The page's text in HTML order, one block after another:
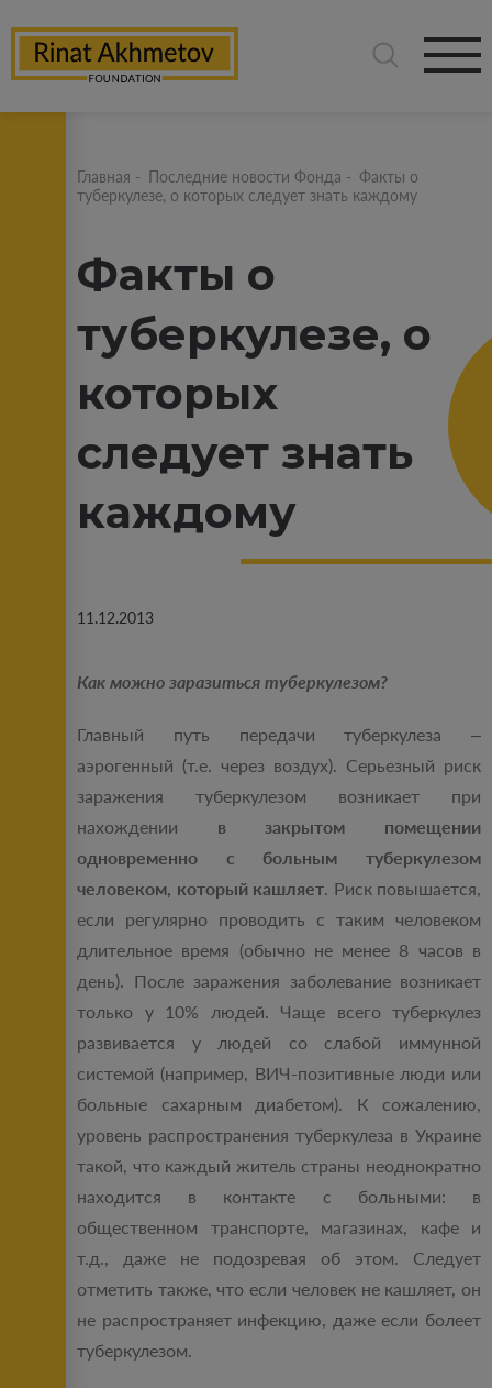
Главная - Последние новости Фонда - Факты о
туберкулезе, о которых следует знать каждому
Факты о
туберкулезе, о
которых
следует знать
каждому
11.12.2013
Как можно заразиться туберкулезом?
Главный путь передачи туберкулеза –
аэрогенный (т.е. через воздух). Серьезный риск
заражения туберкулезом возникает при
нахождении в закрытом помещении
одновременно с больным туберкулезом
человеком, который кашляет. Риск повышается,
если регулярно проводить с таким человеком
длительное время (обычно не менее 8 часов в
день). После заражения заболевание возникает
только у 10% людей. Чаще всего туберкулез
развивается у людей со слабой иммунной
системой (например, ВИЧ-позитивные люди или
больные сахарным диабетом). К сожалению,
уровень распространения туберкулеза в Украине
такой, что каждый житель страны неоднократно
находится в контакте с больными: в
общественном транспорте, магазинах, кафе и
т.д., даже не подозревая об этом. Следует
отметить также, что если человек не кашляет, он
не распространяет инфекцию, даже если болеет
туберкулезом.